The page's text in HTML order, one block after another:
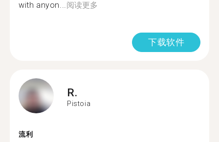
with anyon...阅读更多
下载软件
R.
Pistoia
流利